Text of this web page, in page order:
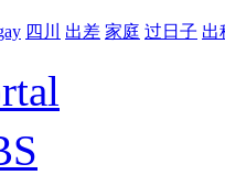
四川 出差 家庭 过日子 出